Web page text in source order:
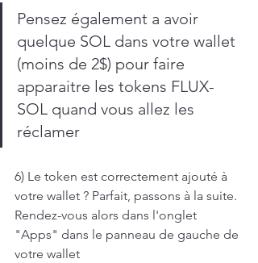
Pensez également a avoir
quelque SOL dans votre wallet
(moins de 2$) pour faire
apparaitre les tokens FLUX-
SOL quand vous allez les
réclamer
6) Le token est correctement ajouté à
votre wallet ? Parfait, passons à la suite.
Rendez-vous alors dans l'onglet
"Apps" dans le panneau de gauche de
votre wallet